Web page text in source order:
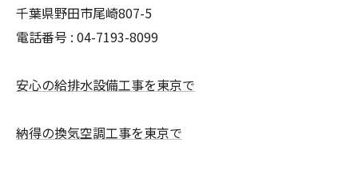
千葉県野田市尾崎807-5
電話番号 : 04-7193-8099
安心の給排水設備工事を東京で
納得の換気空調工事を東京で